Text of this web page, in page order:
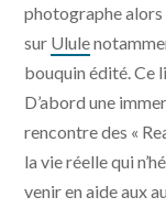
photographe alors
sur Ulule
bouquin édité. Ce
D’abord une
rencontre des «
la vie réelle qui
venir en aide aux